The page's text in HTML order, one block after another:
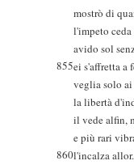
mostrò di
l'impeto
avido sol
855ei s'affretta a
veglia solo
la libertà
il vede alfin,
e più rari
860l'incalza